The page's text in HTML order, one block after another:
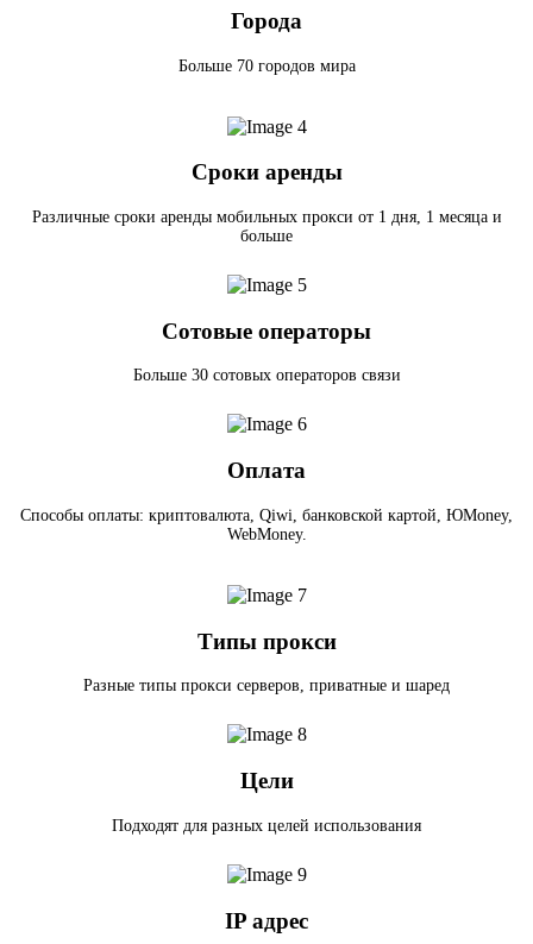
Города
Больше 70 городов мира
Сроки аренды
Различные сроки аренды мобильных прокси от 1 дня, 1 месяца и
больше
Сотовые операторы
Больше 30 сотовых операторов связи
Оплата
Способы оплаты: криптовалюта, Qiwi, банковской картой, ЮMoney,
WebMoney.
Типы прокси
Разные типы прокси серверов, приватные и шаред
Цели
Подходят для разных целей использования
IP адрес